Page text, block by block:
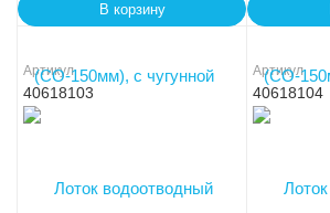
В корзину
Артикул
40618103
Артикул
40618104